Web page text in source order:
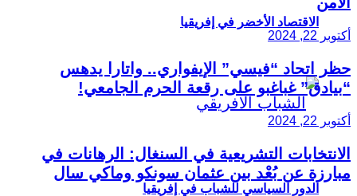
الاقتصاد الأخضر في إفريقيا
الدور السياسي للشباب في إفريقيا
أكتوبر 22, 2024
حظر اتحاد “فيسي” الإيفواري.. واتارا يدهس
“بيادق” غباغبو على رقعة الحرم الجامعي!
أكتوبر 22, 2024
الانتخابات التشريعية في السنغال: الرهانات في
مبارزة عن بُعْد بين عثمان سونكو وماكي سال